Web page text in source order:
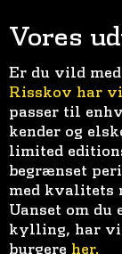
Vores
Er du vild
Risskov har
passer til
kender og
limited
begrænset
med kvalitets
Uanset om
kylling, har vi
burgere her.